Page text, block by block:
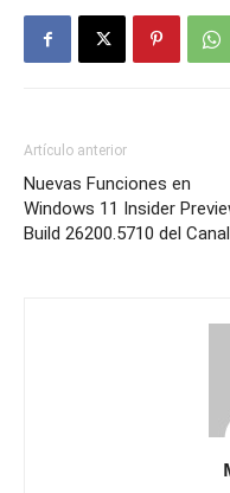
Artículo anterior
Nuevas Funciones en
Windows 11 Insider
Build 26200.5710 del